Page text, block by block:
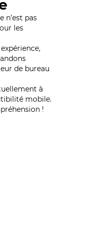
n’est pas
les
de bureau
à
mobile.
!